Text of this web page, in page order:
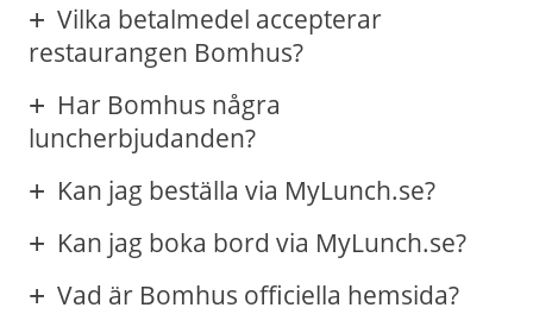
Vilka betalmedel accepterar
restaurangen Bomhus?
Har Bomhus några
luncherbjudanden?
Kan jag beställa via MyLunch.se?
Kan jag boka bord via MyLunch.se?
Vad är Bomhus officiella hemsida?